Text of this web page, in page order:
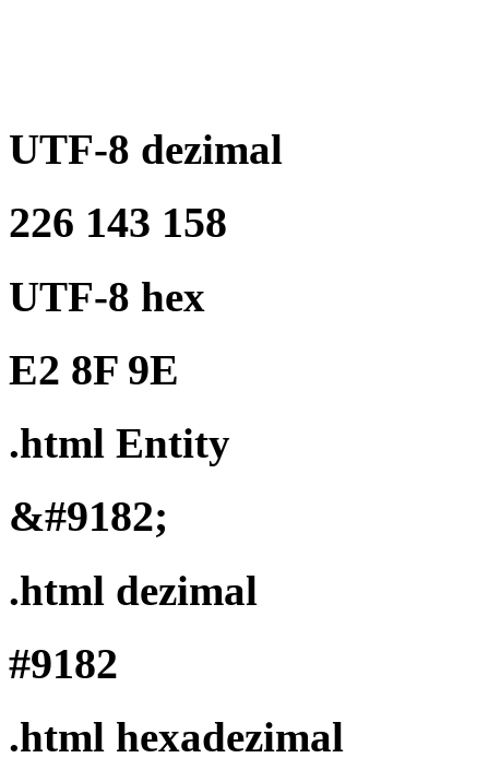
UTF-8 dezimal
226 143 158
UTF-8 hex
E2 8F 9E
.html Entity
&#9182;
.html dezimal
#9182
.html hexadezimal